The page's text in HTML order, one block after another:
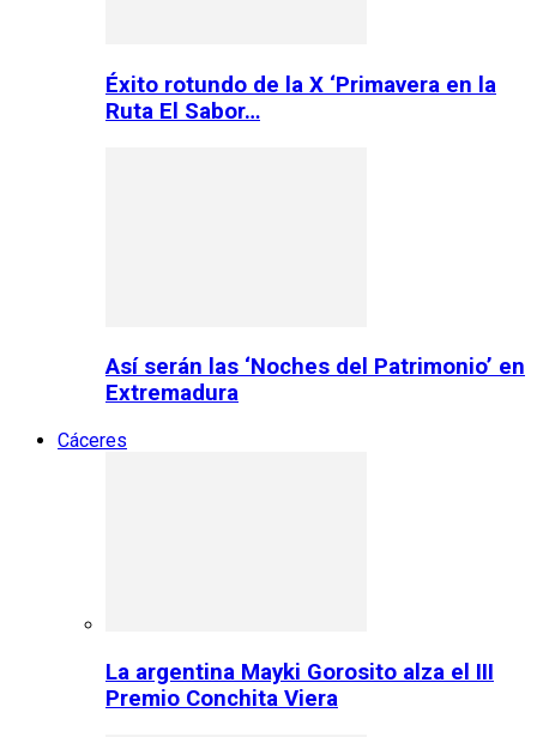
Éxito rotundo de la X ‘Primavera en la
Ruta El Sabor…
Así serán las ‘Noches del Patrimonio’ en
Extremadura
Cáceres
La argentina Mayki Gorosito alza el III
Premio Conchita Viera